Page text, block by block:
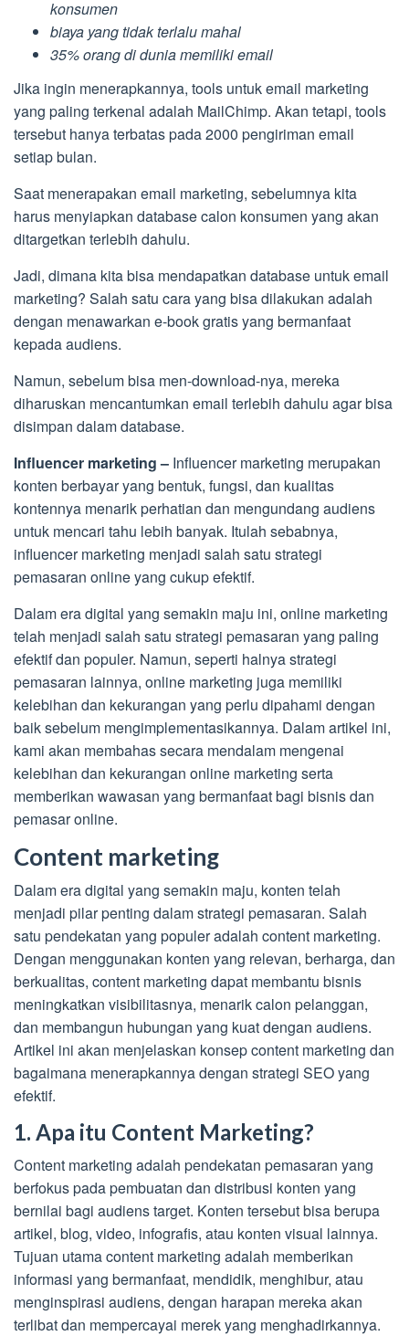
konsumen
biaya yang tidak terlalu mahal
35% orang di dunia memiliki email
Jika ingin menerapkannya, tools untuk email marketing
yang paling terkenal adalah MailChimp. Akan tetapi, tools
tersebut hanya terbatas pada 2000 pengiriman email
setiap bulan.
Saat menerapakan email marketing, sebelumnya kita
harus menyiapkan database calon konsumen yang akan
ditargetkan terlebih dahulu.
Jadi, dimana kita bisa mendapatkan database untuk email
marketing? Salah satu cara yang bisa dilakukan adalah
dengan menawarkan e-book gratis yang bermanfaat
kepada audiens.
Namun, sebelum bisa men-download-nya, mereka
diharuskan mencantumkan email terlebih dahulu agar bisa
disimpan dalam database.
Influencer marketing – Influencer marketing merupakan
konten berbayar yang bentuk, fungsi, dan kualitas
kontennya menarik perhatian dan mengundang audiens
untuk mencari tahu lebih banyak. Itulah sebabnya,
influencer marketing menjadi salah satu strategi
pemasaran online yang cukup efektif.
Dalam era digital yang semakin maju ini, online marketing
telah menjadi salah satu strategi pemasaran yang paling
efektif dan populer. Namun, seperti halnya strategi
pemasaran lainnya, online marketing juga memiliki
kelebihan dan kekurangan yang perlu dipahami dengan
baik sebelum mengimplementasikannya. Dalam artikel ini,
kami akan membahas secara mendalam mengenai
kelebihan dan kekurangan online marketing serta
memberikan wawasan yang bermanfaat bagi bisnis dan
pemasar online.
Content marketing
Dalam era digital yang semakin maju, konten telah
menjadi pilar penting dalam strategi pemasaran. Salah
satu pendekatan yang populer adalah content marketing.
Dengan menggunakan konten yang relevan, berharga, dan
berkualitas, content marketing dapat membantu bisnis
meningkatkan visibilitasnya, menarik calon pelanggan,
dan membangun hubungan yang kuat dengan audiens.
Artikel ini akan menjelaskan konsep content marketing dan
bagaimana menerapkannya dengan strategi SEO yang
efektif.
1. Apa itu Content Marketing?
Content marketing adalah pendekatan pemasaran yang
berfokus pada pembuatan dan distribusi konten yang
bernilai bagi audiens target. Konten tersebut bisa berupa
artikel, blog, video, infografis, atau konten visual lainnya.
Tujuan utama content marketing adalah memberikan
informasi yang bermanfaat, mendidik, menghibur, atau
menginspirasi audiens, dengan harapan mereka akan
terlibat dan mempercayai merek yang menghadirkannya.